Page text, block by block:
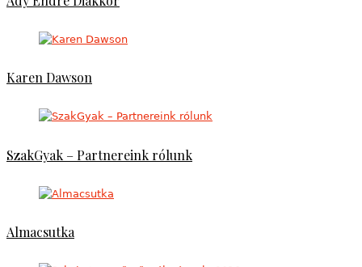
Karen Dawson
SzakGyak – Partnereink rólunk
Almacsutka